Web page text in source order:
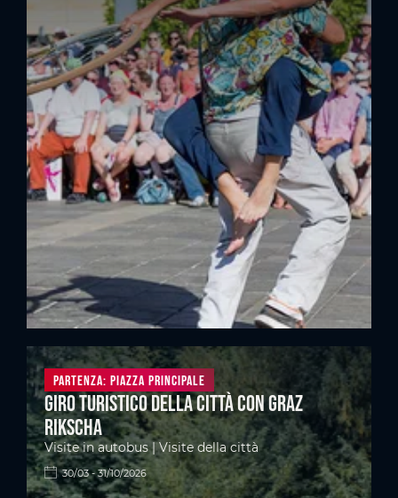
Partenza: Piazza principale
Giro turistico della città con Graz
Rikscha
Visite in autobus | Visite della città
30/03 - 31/10/2026